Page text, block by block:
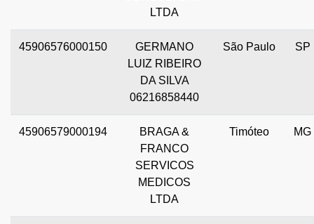
LTDA
45906576000150
GERMANO
LUIZ RIBEIRO
DA SILVA
06216858440
São Paulo SP
45906579000194
BRAGA &
FRANCO
SERVICOS
MEDICOS
LTDA
Timóteo MG